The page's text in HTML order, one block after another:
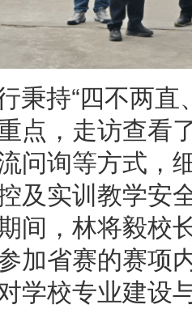
秉持“四不两
点，走访查看
问询等方式，
及实训教学安
间，林将毅校
加省赛的赛项
学校专业建设